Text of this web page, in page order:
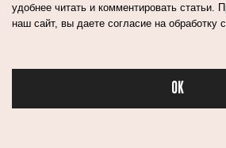
Бьюти в
удобнее читать и комментировать статьи.
наш сайт, вы даете согласие на обработку
OK